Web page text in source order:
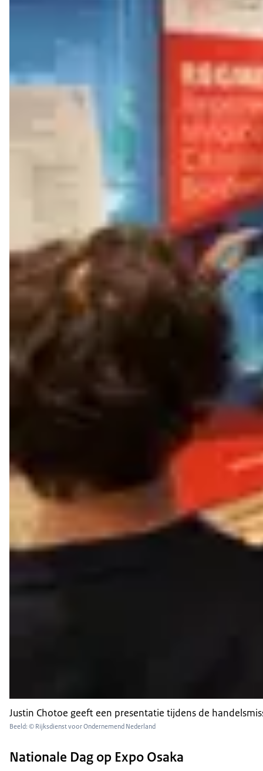
Justin Chotoe geeft een presentatie tijdens de
Beeld: © Rijksdienst voor Ondernemend Nederland
Nationale Dag op Expo Osaka